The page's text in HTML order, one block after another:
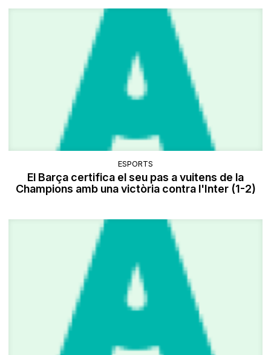
ESPORTS
El Barça certifica el seu pas a vuitens de la
Champions amb una victòria contra l'Inter (1-2)